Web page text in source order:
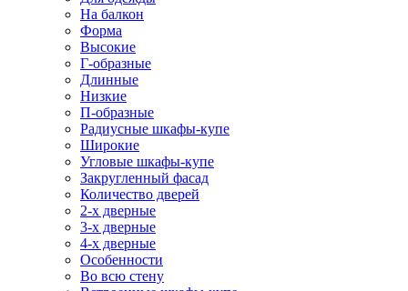
На балкон
Форма
Высокие
Г-образные
Длинные
Низкие
П-образные
Радиусные шкафы-купе
Широкие
Угловые шкафы-купе
Закругленный фасад
Количество дверей
2-х дверные
3-х дверные
4-х дверные
Особенности
Во всю стену